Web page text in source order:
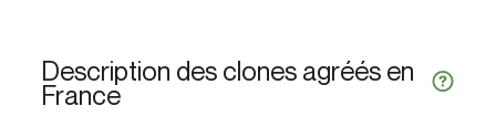
Description des clones agréés en
France